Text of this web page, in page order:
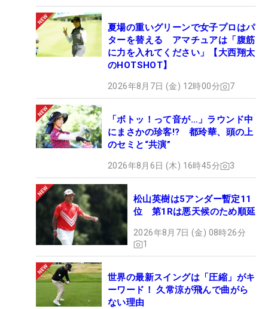
夏場の重いグリーンで女子プロはパ
ターを替える アマチュアは「腹筋
に力を入れてください」【大西翔太
のHOTSHOT】
2026年8月7日 (金) 12時00分 7
「ボトッ！って音が…」ラウンド中
にまさかの珍客!? 都玲華、頭の上
のセミと“共演”
2026年8月6日 (木) 16時45分 3
松山英樹は5アンダー暫定11
位 第1Rは悪天候のため順延
2026年8月7日 (金) 08時26分
1
世界の最新スイングは「圧縮」がキ
ーワード！ 久常涼が飛んで曲がら
ない理由